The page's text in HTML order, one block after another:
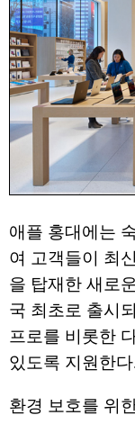
애플 홍대에는
여 고객들이 최
을 탑재한 새로
국 최초로 출시
프로를 비롯한
있도록 지원한
환경 보호를 위